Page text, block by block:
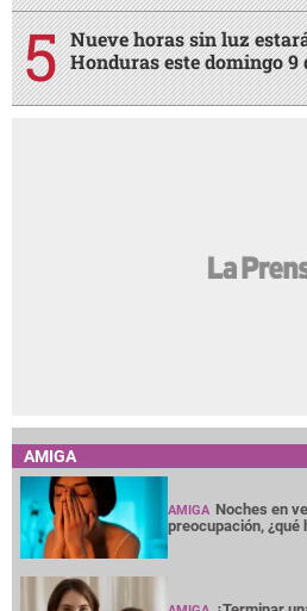
Nueve horas sin luz
Honduras este domingo 9
AMIGA
AMIGA Noches en
preocupación, ¿qué